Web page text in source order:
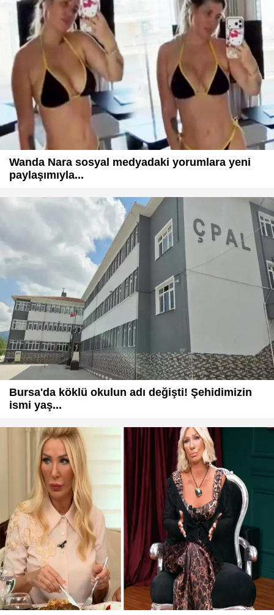
Wanda Nara sosyal medyadaki yorumlara yeni
paylaşımıyla...
Bursa'da köklü okulun adı değişti! Şehidimizin
ismi yaş...